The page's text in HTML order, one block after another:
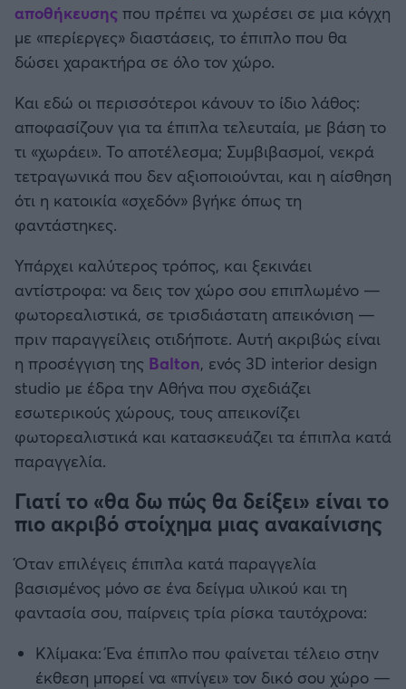
Ρεάλ Μαδρίτης
Ατλέτικο Μαδρίτης
Μάντσεστερ Γιουνάιτεντ
Μάντσεστερ Σίτι
Λίβερπουλ
Τσέλσι
Άρσεναλ
Γιουβέντους
Μίλαν
Ίντερ
Μπάγερν Μονάχου
Παρί Σεν Ζερμέν
αποθήκευσης που πρέπει να χωρέσει σε μια κόγχη
με «περίεργες» διαστάσεις, το έπιπλο που θα
δώσει χαρακτήρα σε όλο τον χώρο.
Και εδώ οι περισσότεροι κάνουν το ίδιο λάθος:
αποφασίζουν για τα έπιπλα τελευταία, με βάση το
τι «χωράει». Το αποτέλεσμα; Συμβιβασμοί, νεκρά
τετραγωνικά που δεν αξιοποιούνται, και η αίσθηση
ότι η κατοικία «σχεδόν» βγήκε όπως τη
φαντάστηκες.
Υπάρχει καλύτερος τρόπος, και ξεκινάει
αντίστροφα: να δεις τον χώρο σου επιπλωμένο —
φωτορεαλιστικά, σε τρισδιάστατη απεικόνιση —
πριν παραγγείλεις οτιδήποτε. Αυτή ακριβώς είναι
η προσέγγιση της Balton, ενός 3D interior design
studio με έδρα την Αθήνα που σχεδιάζει
εσωτερικούς χώρους, τους απεικονίζει
φωτορεαλιστικά και κατασκευάζει τα έπιπλα κατά
παραγγελία.
Γιατί το «θα δω πώς θα δείξει» είναι το
πιο ακριβό στοίχημα μιας ανακαίνισης
Όταν επιλέγεις έπιπλα κατά παραγγελία
βασισμένος μόνο σε ένα δείγμα υλικού και τη
φαντασία σου, παίρνεις τρία ρίσκα ταυτόχρονα:
Κλίμακα: Ένα έπιπλο που φαίνεται τέλειο στην
έκθεση μπορεί να «πνίγει» τον δικό σου χώρο —